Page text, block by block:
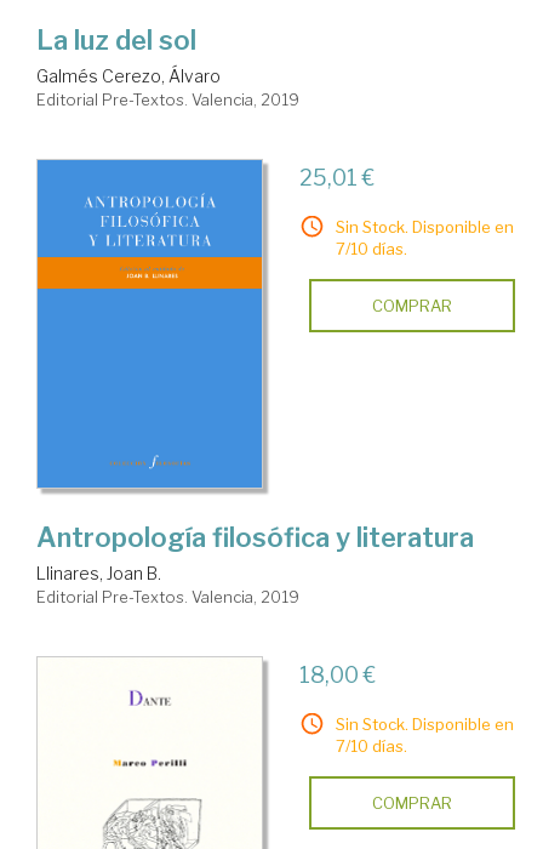
La luz del sol
Galmés Cerezo, Álvaro
Editorial Pre-Textos. Valencia, 2019
25,01 €
Sin Stock. Disponible en
7/10 días.
COMPRAR
Antropología filosófica y literatura
Llinares, Joan B.
Editorial Pre-Textos. Valencia, 2019
18,00 €
Sin Stock. Disponible en
7/10 días.
COMPRAR